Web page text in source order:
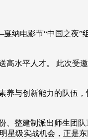
纳电影节“中国之夜”
高水平人才。 此次受
养与创新能力的队伍
、整建制派出师生团
星级实战机会，正是